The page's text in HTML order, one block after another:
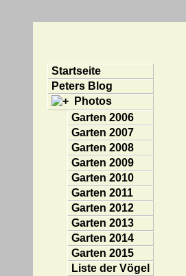
Startseite
Peters Blog
Photos
Garten 2006
Garten 2007
Garten 2008
Garten 2009
Garten 2010
Garten 2011
Garten 2012
Garten 2013
Garten 2014
Garten 2015
Liste der Vögel